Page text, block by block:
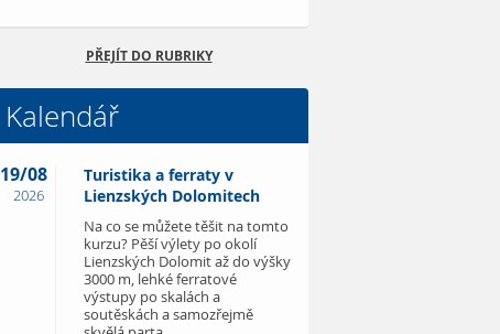
PŘEJÍT DO RUBRIKY
Kalendář
19/08
2026
Turistika a ferraty v
Lienzských Dolomitech
Na co se můžete těšit na tomto
kurzu? Pěší výlety po okolí
Lienzských Dolomit až do výšky
3000 m, lehké ferratové
výstupy po skalách a
soutěskách a samozřejmě